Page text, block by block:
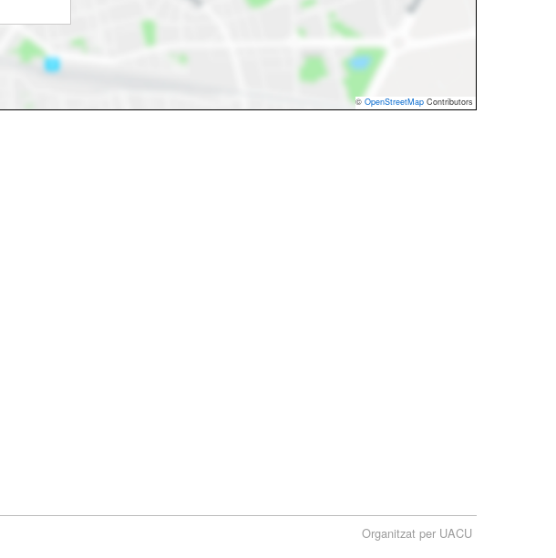
© OpenStreetMap Contributors
Organitzat per UACU